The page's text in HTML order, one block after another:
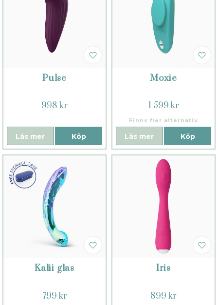
Pulse
998 kr
Köp
Läs mer
Moxie
1 599 kr
Finns fler alternativ
Köp
Läs mer
Kalii glas
799 kr
Iris
899 kr